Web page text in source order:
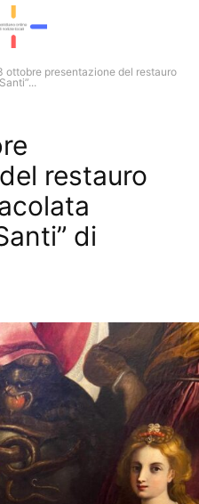
ottobre presentazione del restauro
restauro
di